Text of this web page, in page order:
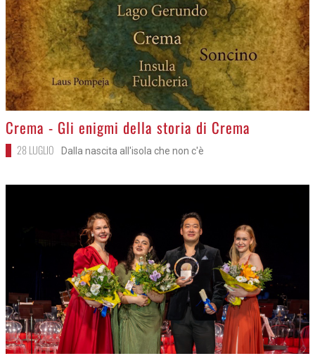
>
Crema - Gli enigmi della storia di Crema
28 LUGLIO Dalla nascita all'isola che non c'è